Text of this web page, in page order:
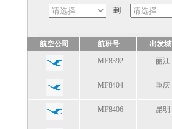
到
航空公司 航班号 出发
MF8392
丽江
MF8404 重庆
MF8406 昆明